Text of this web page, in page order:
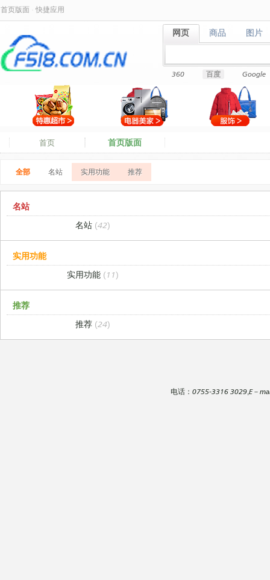
首页版面 快捷应用
网页
网页 商品
商品 图片
图片
360 百度 Google
首页 首页版面
全部 名站 实用功能 推荐
名站
名站 (42)
实用功能
实用功能 (11)
推荐
推荐 (24)
电话：0755-3316 3029,E－